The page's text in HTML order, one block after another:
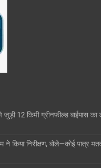
जुड़ी 12 किमी ग्रीनफील्ड बाईपास का
ने किया निरीक्षण, बोले—कोई पात्र